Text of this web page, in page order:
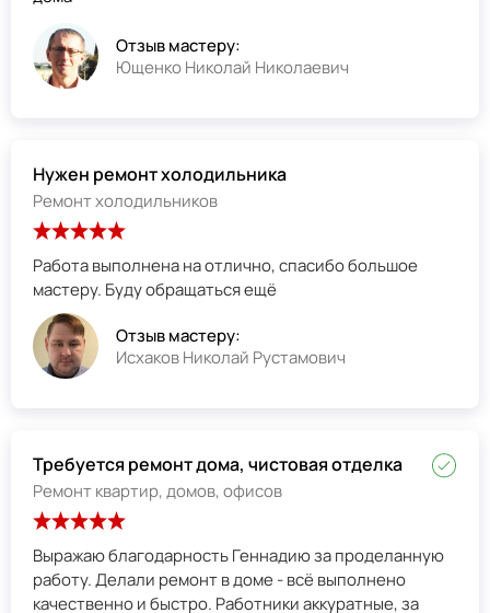
Отзыв мастеру:
Ющенко Николай Николаевич
Нужен ремонт холодильника
Ремонт холодильников
Работа выполнена на отлично, спасибо большое
мастеру. Буду обращаться ещё
Отзыв мастеру:
Исхаков Николай Рустамович
Требуется ремонт дома, чистовая отделка
Ремонт квартир, домов, офисов
Выражаю благодарность Геннадию за проделанную
работу. Делали ремонт в доме - всё выполнено
качественно и быстро. Работники аккуратные, за